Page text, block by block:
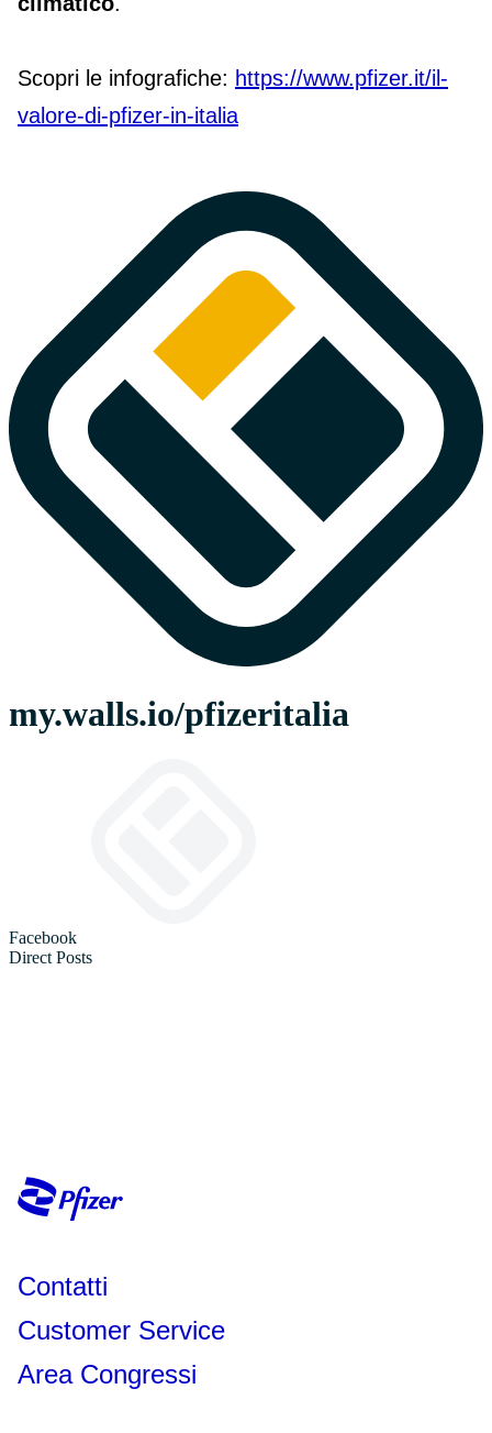
Scopri le infografiche: https://www.pfizer.it/il-
valore-di-pfizer-in-italia
Contatti
Customer Service
Area Congressi